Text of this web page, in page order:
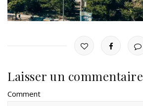
Laisser un commentaire
Comment